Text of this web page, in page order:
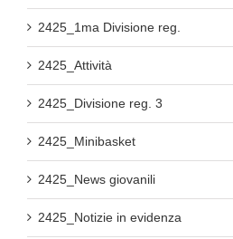
2425_1ma Divisione reg.
2425_Attività
2425_Divisione reg. 3
2425_Minibasket
2425_News giovanili
2425_Notizie in evidenza